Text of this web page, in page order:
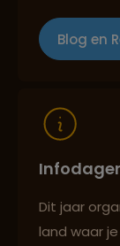
Blog en
Dit jaar
land waar